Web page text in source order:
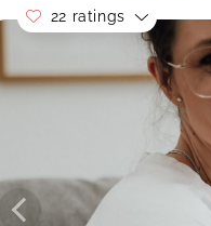
Soon you will learn
22 ratings
Liebe Denise,
Man merkt deine
Wir freuen uns
Krabbelmäuse- Babykurs